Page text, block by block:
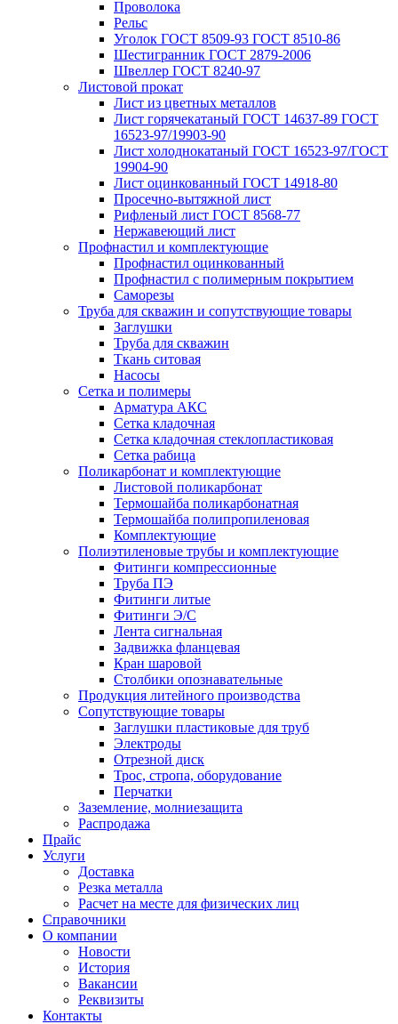
Проволока
Рельс
Уголок ГОСТ 8509-93 ГОСТ 8510-86
Шестигранник ГОСТ 2879-2006
Швеллер ГОСТ 8240-97
Листовой прокат
Лист из цветных металлов
Лист горячекатаный ГОСТ 14637-89 ГОСТ
16523-97/19903-90
Лист холоднокатаный ГОСТ 16523-97/ГОСТ
19904-90
Лист оцинкованный ГОСТ 14918-80
Просечно-вытяжной лист
Рифленый лист ГОСТ 8568-77
Нержавеющий лист
Профнастил и комплектующие
Профнастил оцинкованный
Профнастил с полимерным покрытием
Саморезы
Труба для скважин и сопутствующие товары
Заглушки
Труба для скважин
Ткань ситовая
Насосы
Сетка и полимеры
Арматура АКС
Сетка кладочная
Сетка кладочная стеклопластиковая
Сетка рабица
Поликарбонат и комплектующие
Листовой поликарбонат
Термошайба поликарбонатная
Термошайба полипропиленовая
Комплектующие
Полиэтиленовые трубы и комплектующие
Фитинги компрессионные
Труба ПЭ
Фитинги литые
Фитинги Э/С
Лента сигнальная
Задвижка фланцевая
Кран шаровой
Столбики опознавательные
Продукция литейного производства
Сопутствующие товары
Заглушки пластиковые для труб
Электроды
Отрезной диск
Трос, стропа, оборудование
Перчатки
Заземление, молниезащита
Распродажа
Прайс
Услуги
Доставка
Резка металла
Расчет на месте для физических лиц
Справочники
О компании
Новости
История
Вакансии
Реквизиты
Контакты